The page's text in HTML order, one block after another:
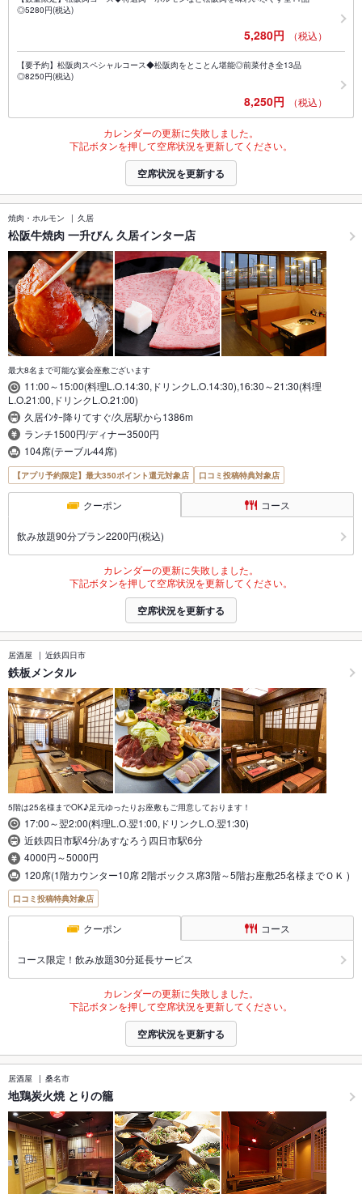
◎5280円(税込)
5,280円 （税込）
【要予約】松阪肉スペシャルコース◆松阪肉をとことん堪能◎前菜付き全13品
◎8250円(税込)
8,250円 （税込）
カレンダーの更新に失敗しました。
下記ボタンを押して空席状況を更新してください。
空席状況を更新する
焼肉・ホルモン 久居
松阪牛焼肉 一升びん 久居インター店
最大8名まで可能な宴会座敷ございます
11:00～15:00(料理L.O.14:30,ドリンクL.O.14:30),16:30～21:30(料理
L.O.21:00,ドリンクL.O.21:00)
久居ｲﾝﾀｰ降りてすぐ/久居駅から1386m
ランチ1500円/ディナー3500円
104席(テーブル44席)
【アプリ予約限定】最大350ポイント還元対象店 口コミ投稿特典対象店
クーポン コース
飲み放題90分プラン2200円(税込)
カレンダーの更新に失敗しました。
下記ボタンを押して空席状況を更新してください。
空席状況を更新する
居酒屋 近鉄四日市
鉄板メンタル
5階は25名様までOK♪足元ゆったりお座敷もご用意しております！
17:00～翌2:00(料理L.O.翌1:00,ドリンクL.O.翌1:30)
近鉄四日市駅4分/あすなろう四日市駅6分
4000円～5000円
120席(1階カウンター10席 2階ボックス席3階～5階お座敷25名様までＯＫ )
口コミ投稿特典対象店
クーポン コース
コース限定！飲み放題30分延長サービス
カレンダーの更新に失敗しました。
下記ボタンを押して空席状況を更新してください。
空席状況を更新する
居酒屋 桑名市
地鶏炭火焼 とりの籠